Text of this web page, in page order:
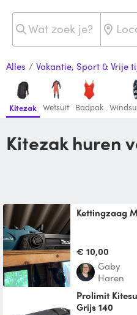
Alles / Vakantie, Sport & Vrije
Kitezak Wetsuit Badpak
Kitezak huren
Kettingzaag
€ 10,00
Gaby
Haren
Prolimit Kitesurf Boardbag Golf Travel Light
Grijs 140